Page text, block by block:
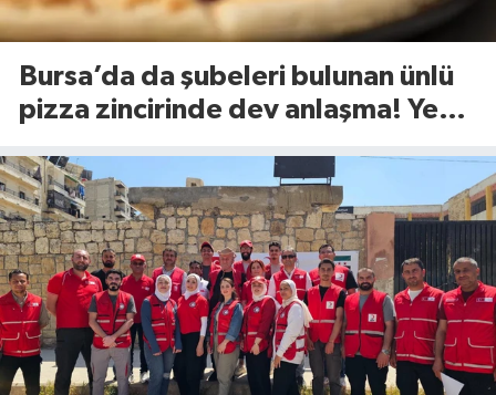
Bursa’da da şubeleri bulunan ünlü
pizza zincirinde dev anlaşma! Yeni